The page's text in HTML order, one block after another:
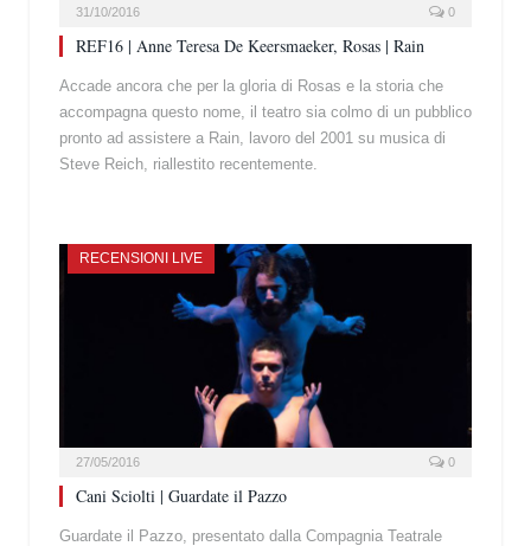
31/10/2016 0
REF16 | Anne Teresa De Keersmaeker, Rosas | Rain
Accade ancora che per la gloria di Rosas e la storia che
accompagna questo nome, il teatro sia colmo di un pubblico
pronto ad assistere a Rain, lavoro del 2001 su musica di
Steve Reich, riallestito recentemente.
RECENSIONI LIVE
27/05/2016 0
Cani Sciolti | Guardate il Pazzo
Guardate il Pazzo, presentato dalla Compagnia Teatrale